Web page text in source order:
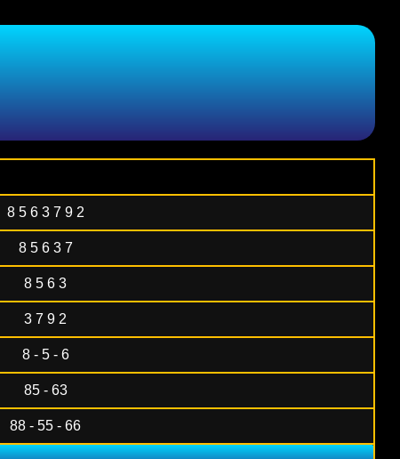
8 5 6 3 7 9 2
8 5 6 3 7
8 5 6 3
3 7 9 2
8 - 5 - 6
85 - 63
88 - 55 - 66